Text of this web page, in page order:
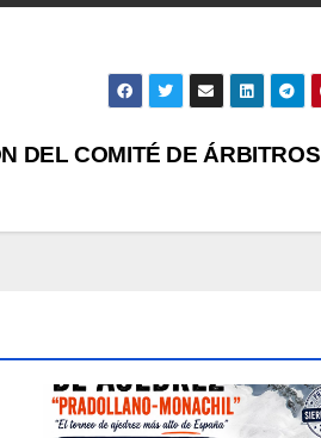
DEL COMITÉ DE ÁRBITROS